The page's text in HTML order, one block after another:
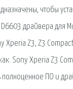
чтобы
драйвера для
Xperia Z3, Z3
Sony Xperia Z3
ПО и